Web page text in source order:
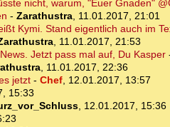
nicht, warum, "Euer Gnaden"
- Zarathustra, 11.01.2017, 21:01
Kymi. Stand eigentlich auch im
, 11.01.2017, 21:53
Jetzt pass mal auf, Du Kasper
, 11.01.2017, 22:36
jetzt- Chef, 12.01.2017, 13:57
15:33
, 12.01.2017, 15:36